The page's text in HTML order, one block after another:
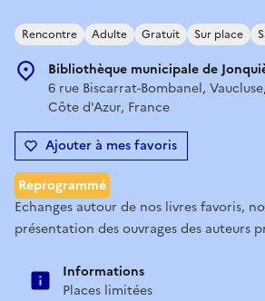
Rencontre Adulte Gratuit Sur place
Bibliothèque municipale de
6 rue Biscarrat-Bombanel,
Côte d'Azur, France
Ajouter à mes favoris
Reprogrammé
Echanges autour de nos livres favoris,
présentation des ouvrages des auteurs
Informations
Places limitées